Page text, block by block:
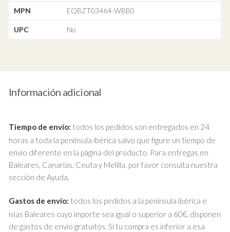
MPN EQBZT03464-WBB0
UPC No
Información adicional
Tiempo de envío: todos los pedidos son entregados en 24
horas a toda la península ibérica salvo que figure un tiempo de
envío diferente en la página del producto. Para entregas en
Baleares, Canarias, Ceuta y Melilla, por favor consulta nuestra
sección de Ayuda.
Gastos de envío: todos los pedidos a la península ibérica e
islas Baleares cuyo importe sea igual o superior a 60€, disponen
de gastos de envío gratuitos. Si tu compra es inferior a esa